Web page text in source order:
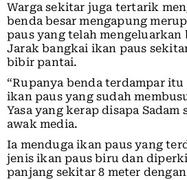
Warga sekitar juga tertarik
benda besar mengapung
paus yang telah mengeluarkan
Jarak bangkai ikan paus
bibir pantai.
“Rupanya benda terdampar
ikan paus yang sudah
Yasa yang kerap disapa
awak media.
Ia menduga ikan paus yang
jenis ikan paus biru dan
panjang sekitar 8 meter